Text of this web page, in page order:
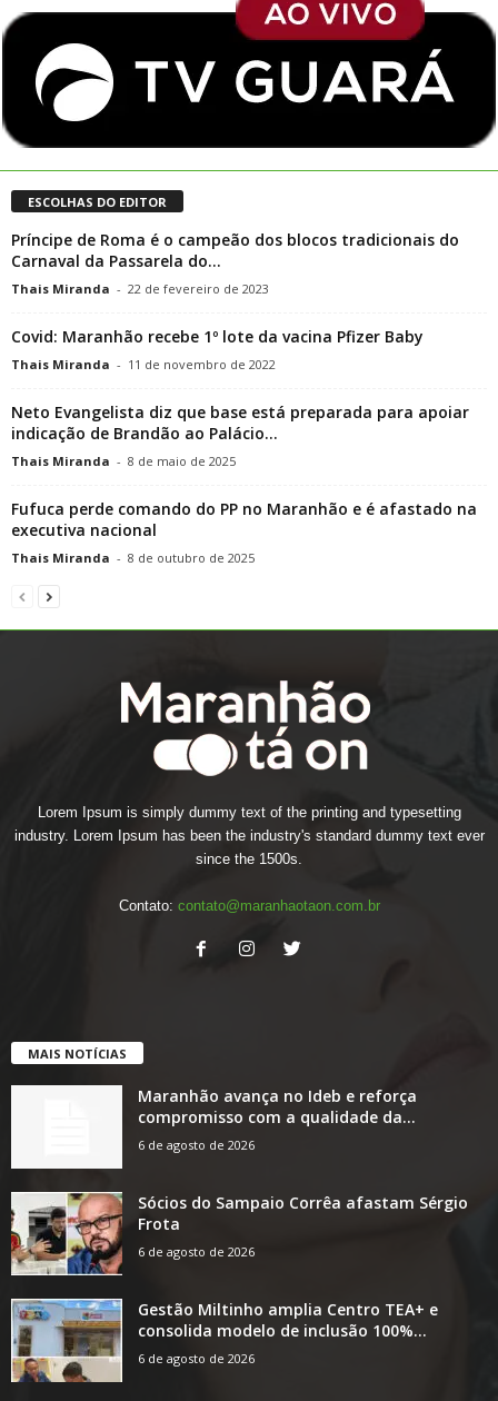
ESCOLHAS DO EDITOR
Príncipe de Roma é o campeão dos blocos tradicionais do
Carnaval da Passarela do...
Thais Miranda - 22 de fevereiro de 2023
Covid: Maranhão recebe 1º lote da vacina Pfizer Baby
Thais Miranda - 11 de novembro de 2022
Neto Evangelista diz que base está preparada para apoiar
indicação de Brandão ao Palácio...
Thais Miranda - 8 de maio de 2025
Fufuca perde comando do PP no Maranhão e é afastado na
executiva nacional
Thais Miranda - 8 de outubro de 2025
Lorem Ipsum is simply dummy text of the printing and typesetting
industry. Lorem Ipsum has been the industry's standard dummy text ever
since the 1500s.
Contato: contato@maranhaotaon.com.br
MAIS NOTÍCIAS
Maranhão avança no Ideb e reforça
compromisso com a qualidade da...
6 de agosto de 2026
Sócios do Sampaio Corrêa afastam Sérgio
Frota
6 de agosto de 2026
Gestão Miltinho amplia Centro TEA+ e
consolida modelo de inclusão 100%...
6 de agosto de 2026